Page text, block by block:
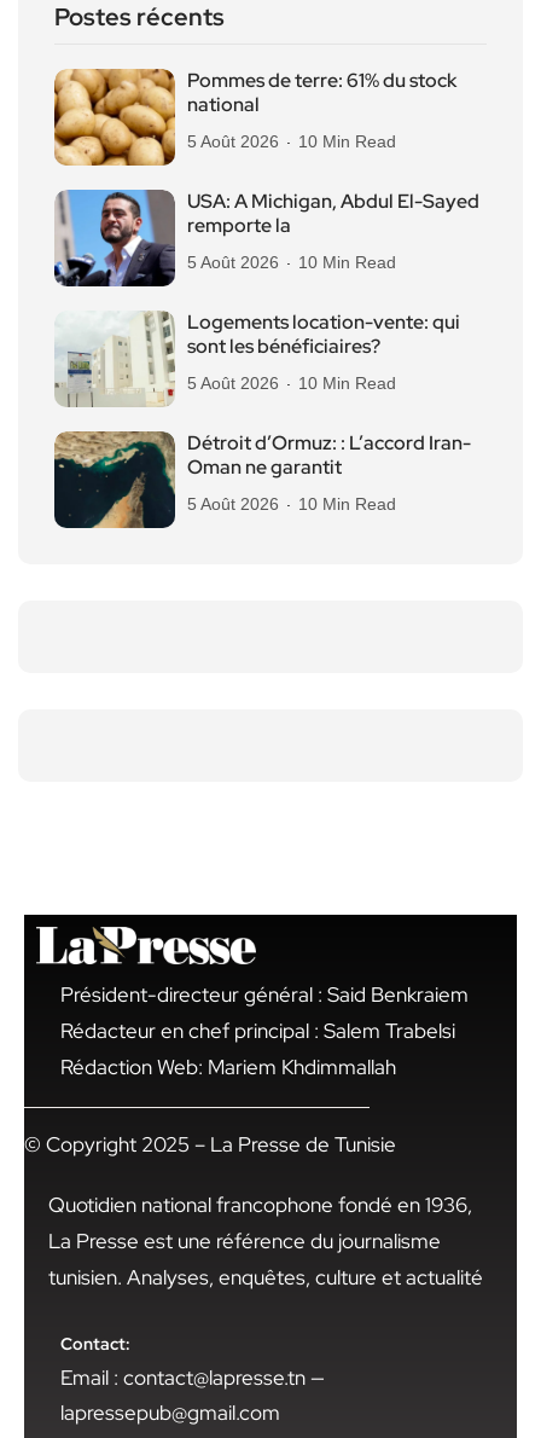
Postes récents
Pommes de terre: 61% du stock
national
5 Août 2026 10 Min Read
USA: A Michigan, Abdul El-Sayed
remporte la
5 Août 2026 10 Min Read
Logements location-vente: qui
sont les bénéficiaires?
5 Août 2026 10 Min Read
Détroit d’Ormuz: : L’accord Iran-
Oman ne garantit
5 Août 2026 10 Min Read
Président-directeur général : Said Benkraiem
Rédacteur en chef principal : Salem Trabelsi
Rédaction Web: Mariem Khdimmallah
© Copyright 2025 – La Presse de Tunisie
Quotidien national francophone fondé en 1936,
La Presse est une référence du journalisme
tunisien. Analyses, enquêtes, culture et actualité
Contact:
Email : contact@lapresse.tn —
lapressepub@gmail.com